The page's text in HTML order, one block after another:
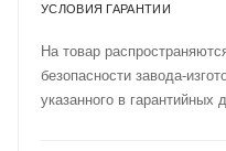
УСЛОВИЯ ГАРАНТИИ
На товар
безопасности завода-
указанного в гарантийных